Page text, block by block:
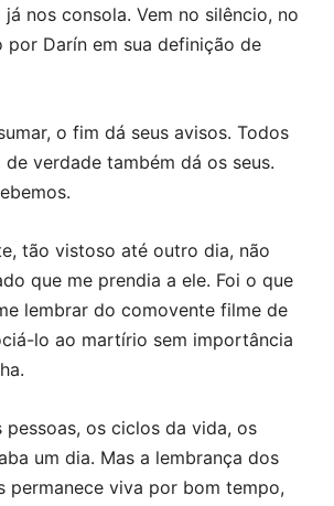
nos consola. Vem no silêncio, no
por Darín em sua definição de
o fim dá seus avisos. Todos
verdade também dá os seus.
tão vistoso até outro dia, não
que me prendia a ele. Foi o que
lembrar do comovente filme de
lo ao martírio sem importância
pessoas, os ciclos da vida, os
um dia. Mas a lembrança dos
permanece viva por bom tempo,